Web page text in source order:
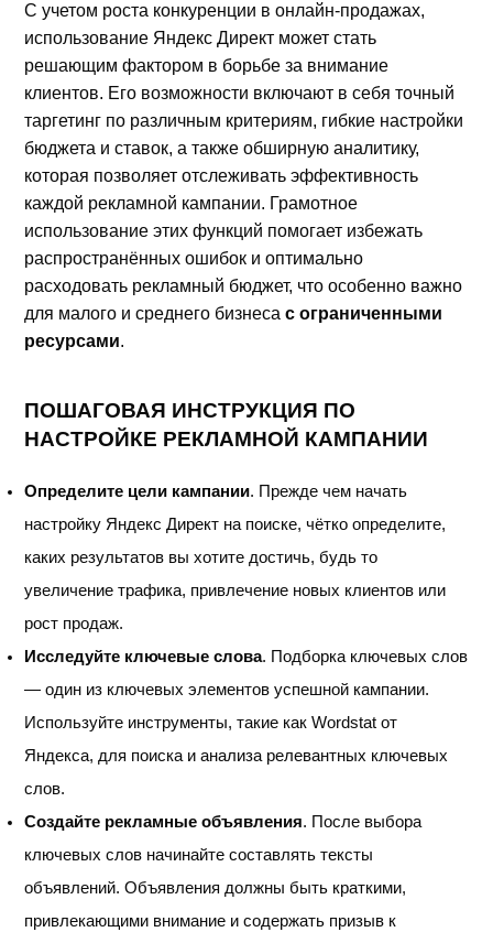
С учетом роста конкуренции в онлайн-продажах,
использование Яндекс Директ может стать
решающим фактором в борьбе за внимание
клиентов. Его возможности включают в себя точный
таргетинг по различным критериям, гибкие настройки
бюджета и ставок, а также обширную аналитику,
которая позволяет отслеживать эффективность
каждой рекламной кампании. Грамотное
использование этих функций помогает избежать
распространённых ошибок и оптимально
расходовать рекламный бюджет, что особенно важно
для малого и среднего бизнесас ограниченными
ресурсами.
ПОШАГОВАЯ ИНСТРУКЦИЯ ПО
НАСТРОЙКЕ РЕКЛАМНОЙ КАМПАНИИ
Определите цели кампании. Прежде чем начать
настройку Яндекс Директ на поиске, чётко определите,
каких результатов вы хотите достичь, будь то
увеличение трафика, привлечение новых клиентов или
рост продаж.
Исследуйте ключевые слова. Подборка ключевых слов
— один из ключевых элементов успешной кампании.
Используйте инструменты, такие как Wordstat от
Яндекса, для поиска и анализа релевантных ключевых
слов.
Создайте рекламные объявления. После выбора
ключевых слов начинайте составлять тексты
объявлений. Объявления должны быть краткими,
привлекающими внимание и содержать призыв к